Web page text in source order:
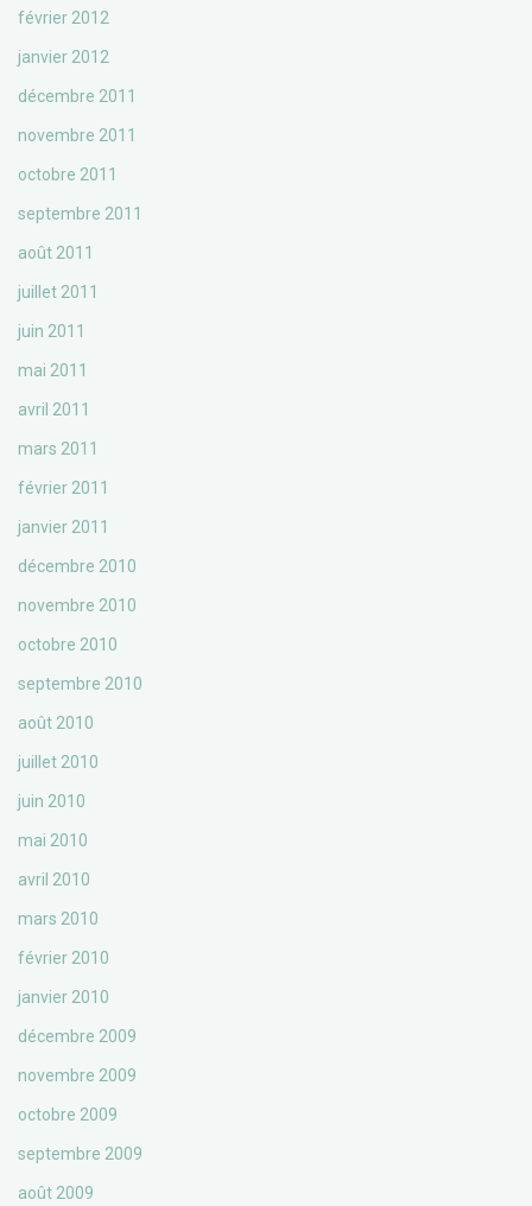
février 2012
janvier 2012
décembre 2011
novembre 2011
octobre 2011
septembre 2011
août 2011
juillet 2011
juin 2011
mai 2011
avril 2011
mars 2011
février 2011
janvier 2011
décembre 2010
novembre 2010
octobre 2010
septembre 2010
août 2010
juillet 2010
juin 2010
mai 2010
avril 2010
mars 2010
février 2010
janvier 2010
décembre 2009
novembre 2009
octobre 2009
septembre 2009
août 2009